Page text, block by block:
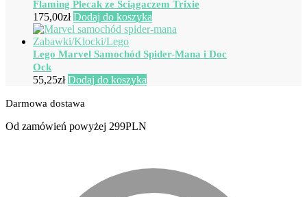
Flaming Plecak ze Ściągaczem Trixie
175,00zł Dodaj do koszyka
Lego Marvel Samochód Spider-Mana i Doc
Ock
55,25zł Dodaj do koszyka
Darmowa dostawa
Od zamówień powyżej 299PLN